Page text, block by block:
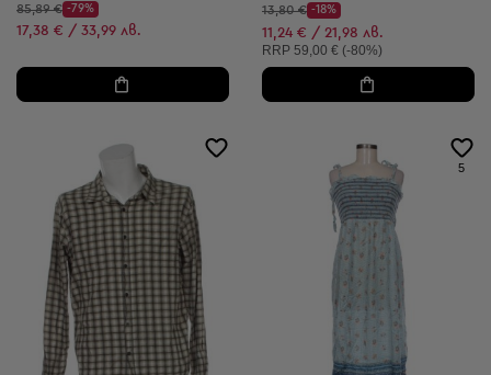
Начална цена:
85,89 €
Discount Price:
-79%
Намалена цена:
17,38 € / 33,99 лв.
Начална цена:
13,80 €
Discount Price:
-18%
Намалена цена:
11,24 € / 21,98 лв.
Препоръчителна цена:
RRP 59,00 € (-80%)
5